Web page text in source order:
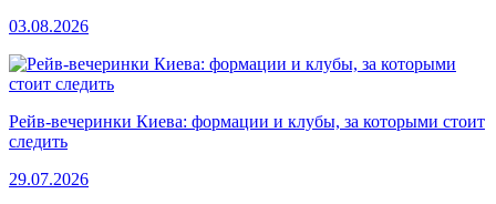
03.08.2026
Рейв-вечеринки Киева: формации и клубы, за которыми стоит
следить
29.07.2026